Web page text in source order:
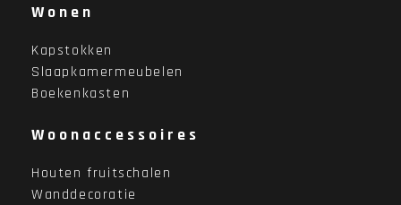
Wonen
Kapstokken
Slaapkamermeubelen
Boekenkasten
Woonaccessoires
Houten fruitschalen
Wanddecoratie